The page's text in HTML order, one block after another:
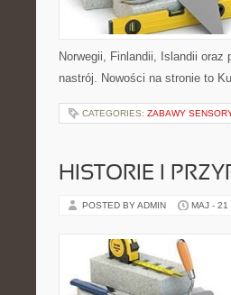
Norwegii, Finlandii, Islandii oraz
nastrój. Nowości na stronie to
CATEGORIES: ZABAWY
HISTORIE I
POSTED BY ADMIN MAJ - 21